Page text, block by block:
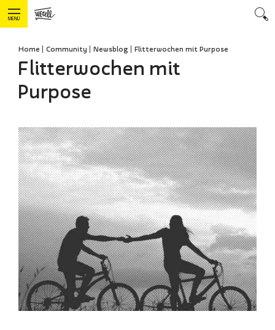
MENÜ
Home Community Newsblog Flitterwochen mit Purpose
Flitterwochen mit
Purpose